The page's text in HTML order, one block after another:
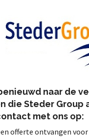
naar de
die Steder Group
met ons op:
offerte ontvangen